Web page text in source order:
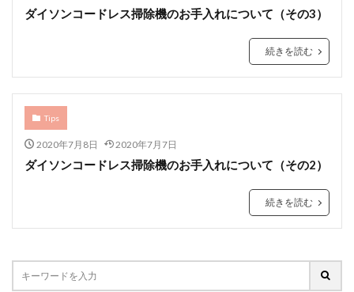
ダイソンコードレス掃除機のお手入れについて（その3）
続きを読む
Tips
2020年7月8日 2020年7月7日
ダイソンコードレス掃除機のお手入れについて（その2）
続きを読む